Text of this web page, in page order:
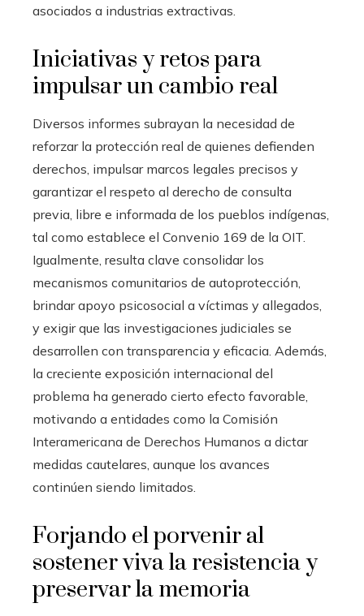
asociados a industrias extractivas.
Iniciativas y retos para
impulsar un cambio real
Diversos informes subrayan la necesidad de
reforzar la protección real de quienes defienden
derechos, impulsar marcos legales precisos y
garantizar el respeto al derecho de consulta
previa, libre e informada de los pueblos indígenas,
tal como establece el Convenio 169 de la OIT.
Igualmente, resulta clave consolidar los
mecanismos comunitarios de autoprotección,
brindar apoyo psicosocial a víctimas y allegados,
y exigir que las investigaciones judiciales se
desarrollen con transparencia y eficacia. Además,
la creciente exposición internacional del
problema ha generado cierto efecto favorable,
motivando a entidades como la Comisión
Interamericana de Derechos Humanos a dictar
medidas cautelares, aunque los avances
continúen siendo limitados.
Forjando el porvenir al
sostener viva la resistencia y
preservar la memoria